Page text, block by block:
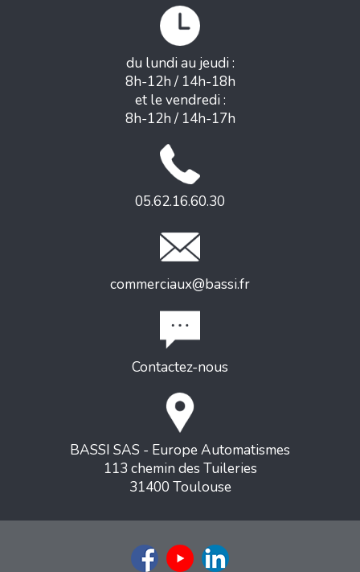
du lundi au jeudi :
8h-12h / 14h-18h
et le vendredi :
8h-12h / 14h-17h
05.62.16.60.30
commerciaux@bassi.fr
Contactez-nous
BASSI SAS - Europe Automatismes
113 chemin des Tuileries
31400 Toulouse